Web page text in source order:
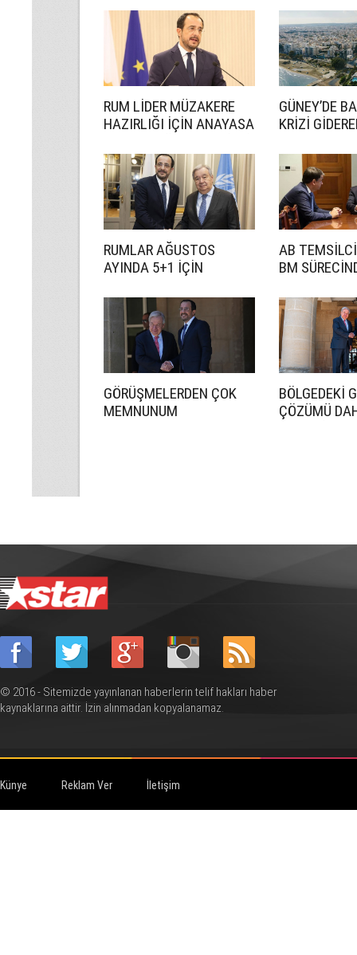
RUM LİDER MÜZAKERE
HAZIRLIĞI İÇİN ANAYASA
GÜNEY’DE
KRİZİ
RUMLAR AĞUSTOS
AYINDA 5+1 İÇİN
AB
BM
İSTİYORUZ
GÖRÜŞMELERDEN ÇOK
MEMNUNUM
BÖLGEDEKİ
ÇÖZÜMÜ
© 2016 - Sitemizde yayınlanan haberlerin telif hakları haber
kaynaklarına aittir. İzin alınmadan kopyalanamaz.
Künye Reklam Ver İletişim